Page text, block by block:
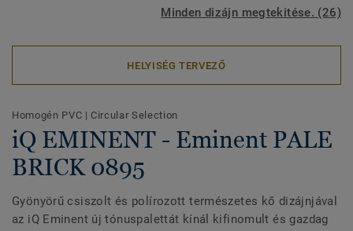
Minden dizájn megtekitése. (26)
HELYISÉG TERVEZŐ
Homogén PVC | Circular Selection
iQ EMINENT - Eminent PALE
BRICK 0895
Gyönyörű csiszolt és polírozott természetes kő dizájnjával
az iQ Eminent új tónuspalettát kínál kifinomult és gazdag